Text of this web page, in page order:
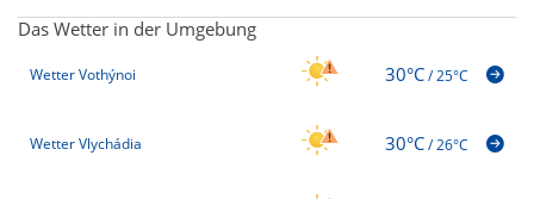
Das Wetter in der Umgebung
Wetter Vothýnoi 30°C/25°C
Wetter Vlychádia 30°C/26°C